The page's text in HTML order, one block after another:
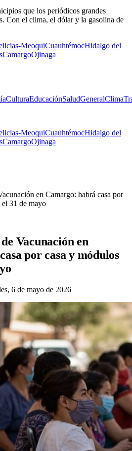
que los periódicos grandes
Con el clima, el dólar y la gasolina de
MeoquiCuauhtémocHidalgo del
CamargoOjinaga
CulturaEducaciónSaludGeneralClima
MeoquiCuauhtémocHidalgo del
CamargoOjinaga
en Camargo: habrá casa por
el 31 de mayo
Vacunación en
por casa y módulos
6 de mayo de 2026